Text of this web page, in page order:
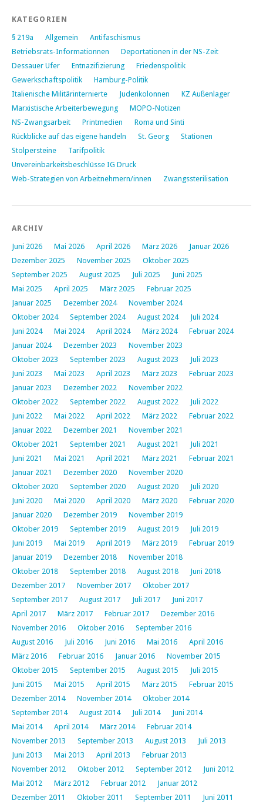
KATEGORIEN
§ 219a Allgemein
Antifaschismus
Betriebsrats-Informationnen
Deportationen in der NS-Zeit
Dessauer Ufer
Entnazifizierung
Friedenspolitik
Gewerkschaftspolitik
Hamburg-Politik
Italienische Militärinternierte
Judenkolonnen
KZ Außenlager
Marxistische Arbeiterbewegung
MOPO-Notizen
NS-Zwangsarbeit
Printmedien
Roma und Sinti
Rückblicke auf das eigene handeln
St. Georg
Stationen
Stolpersteine
Tarifpolitik
Unvereinbarkeitsbeschlüsse IG Druck
Web-Strategien von Arbeitnehmern/innen
Zwangssterilisation
ARCHIV
Juni 2026 Mai 2026 April 2026 März 2026
Januar 2026
Dezember 2025
November 2025
Oktober 2025
September 2025
August 2025 Juli 2025
Juni 2025
Mai 2025
April 2025 März 2025
Februar 2025
Januar 2025
Dezember 2024
November 2024
Oktober 2024
September 2024 August 2024
Juli 2024
Juni 2024
Mai 2024 April 2024 März 2024
Februar 2024
Januar 2024
Dezember 2023
November 2023
Oktober 2023
September 2023 August 2023
Juli 2023
Juni 2023
Mai 2023 April 2023 März 2023
Februar 2023
Januar 2023
Dezember 2022
November 2022
Oktober 2022
September 2022 August 2022
Juli 2022
Juni 2022
Mai 2022 April 2022 März 2022
Februar 2022
Januar 2022
Dezember 2021
November 2021
Oktober 2021
September 2021 August 2021
Juli 2021
Juni 2021
Mai 2021 April 2021 März 2021
Februar 2021
Januar 2021
Dezember 2020
November 2020
Oktober 2020
September 2020 August 2020
Juli 2020
Juni 2020
Mai 2020 April 2020 März 2020
Februar 2020
Januar 2020
Dezember 2019
November 2019
Oktober 2019
September 2019 August 2019
Juli 2019
Juni 2019
Mai 2019 April 2019 März 2019
Februar 2019
Januar 2019
Dezember 2018
November 2018
Oktober 2018
September 2018 August 2018
Juni 2018
Dezember 2017
November 2017
Oktober 2017
September 2017
August 2017 Juli 2017
Juni 2017
April 2017
März 2017 Februar 2017
Dezember 2016
November 2016
Oktober 2016
September 2016
August 2016
Juli 2016 Juni 2016 Mai 2016
April 2016
März 2016
Februar 2016 Januar 2016
November 2015
Oktober 2015
September 2015 August 2015
Juli 2015
Juni 2015
Mai 2015 April 2015 März 2015
Februar 2015
Dezember 2014
November 2014
Oktober 2014
September 2014
August 2014 Juli 2014
Juni 2014
Mai 2014
April 2014 März 2014
Februar 2014
November 2013
September 2013 August 2013
Juli 2013
Juni 2013
Mai 2013 April 2013
Februar 2013
November 2012
Oktober 2012 September 2012
Juni 2012
Mai 2012
März 2012 Februar 2012
Januar 2012
Dezember 2011
Oktober 2011 September 2011 Juni 2011